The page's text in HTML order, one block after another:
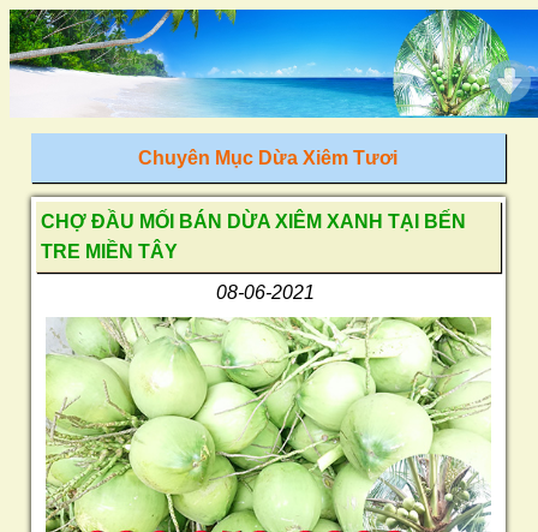
Chuyên Mục Dừa Xiêm Tươi
CHỢ ĐẦU MỐI BÁN DỪA XIÊM XANH TẠI BẾN
TRE MIỀN TÂY
08-06-2021